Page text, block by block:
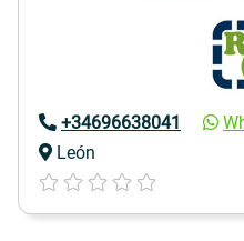
+34696638041
León